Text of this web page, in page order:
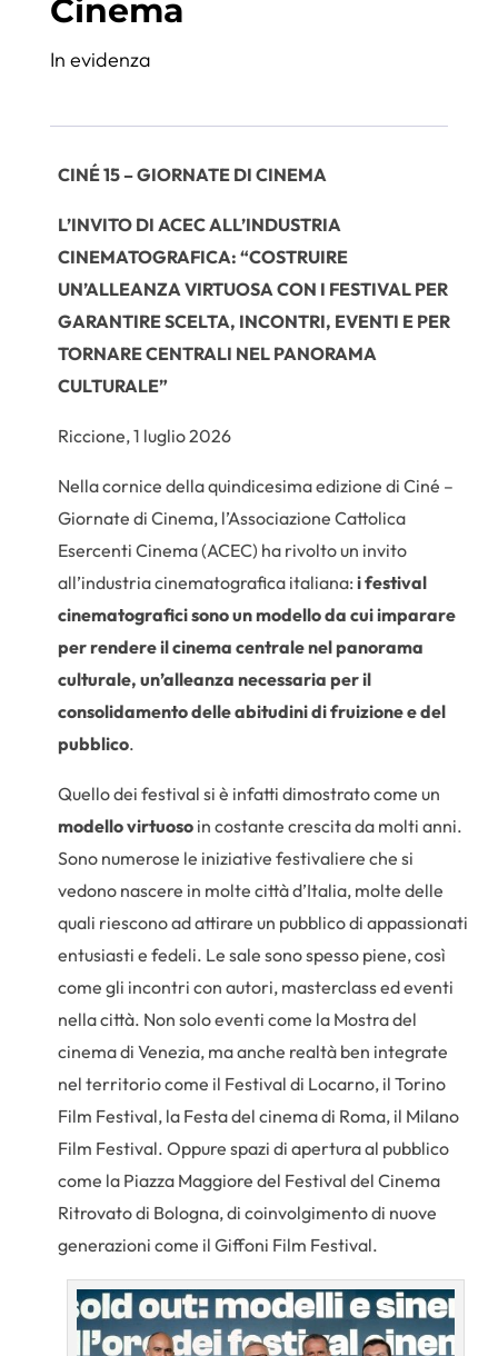
Cinema
In evidenza
CINÉ 15 – GIORNATE DI CINEMA
L’INVITO DI ACEC ALL’INDUSTRIA
CINEMATOGRAFICA: “COSTRUIRE
UN’ALLEANZA VIRTUOSA CON I FESTIVAL PER
GARANTIRE SCELTA, INCONTRI, EVENTI E PER
TORNARE CENTRALI NEL PANORAMA
CULTURALE”
Riccione, 1 luglio 2026
Nella cornice della quindicesima edizione di Ciné –
Giornate di Cinema, l’Associazione Cattolica
Esercenti Cinema (ACEC) ha rivolto un invito
all’industria cinematografica italiana:i festival
cinematografici sono un modello da cui imparare
per rendere il cinema centrale nel panorama
culturale, un’alleanza necessaria per il
consolidamento delle abitudini di fruizione e del
pubblico.
Quello dei festival si è infatti dimostrato come un
modello virtuoso in costante crescita da molti anni.
Sono numerose le iniziative festivaliere che si
vedono nascere in molte città d’Italia, molte delle
quali riescono ad attirare un pubblico di appassionati
entusiasti e fedeli. Le sale sono spesso piene, così
come gli incontri con autori, masterclass ed eventi
nella città. Non solo eventi come la Mostra del
cinema di Venezia, ma anche realtà ben integrate
nel territorio come il Festival di Locarno, il Torino
Film Festival, la Festa del cinema di Roma, il Milano
Film Festival. Oppure spazi di apertura al pubblico
come la Piazza Maggiore del Festival del Cinema
Ritrovato di Bologna, di coinvolgimento di nuove
generazioni come il Giffoni Film Festival.